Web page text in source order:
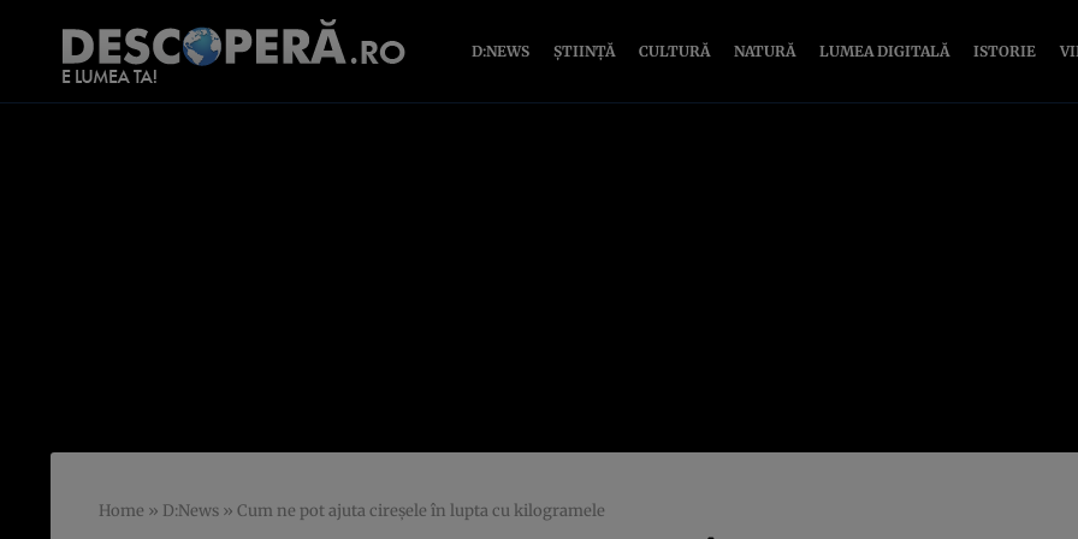
D:NEWS ȘTIINȚĂ CULTURĂ NATURĂ LUMEA DIGITALĂ ISTORIE
Home » D:News » Cum ne pot ajuta cireşele în lupta cu kilogramele